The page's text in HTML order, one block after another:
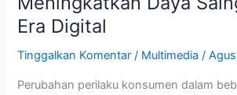
Era Digital
Tinggalkan Komentar / Multimedia /
Perubahan perilaku konsumen dalam